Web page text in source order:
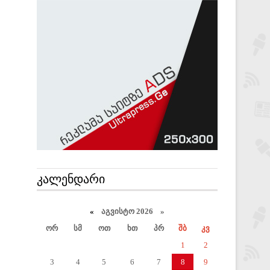
ᲙᲐᲚᲔᲜᲓᲐᲠᲘ
« აგვისტო 2026 »
ორ
სმ ოთ ხთ პრ შბ
კვ
1
2
3
4 5 6 7 8
9